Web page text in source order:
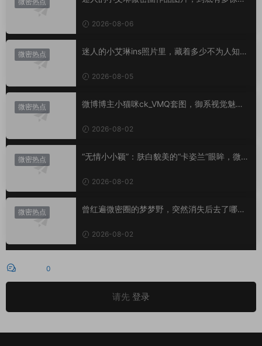
2026-08-06
微密热点
迷人的小艾琳ins照片里，藏着多少不为人知的
2026-08-05
微密热点
微博博主小猫咪ck_VMQ套图，御系视觉魅力
2026-08-02
微密热点
“无情小小颖”：肤白貌美的“卡姿兰”眼眸，微密
2026-08-02
微密热点
曾红遍微密圈的梦梦野，突然消失后去了哪
2026-08-02
0
请先 登录